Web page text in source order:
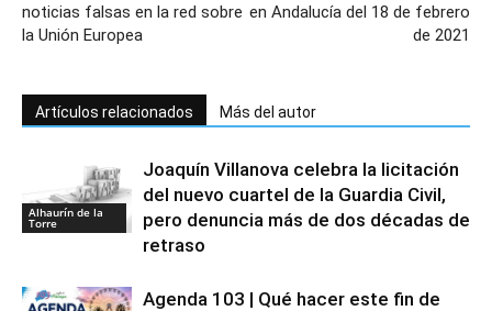
noticias falsas en la red sobre
la Unión Europea
en Andalucía del 18 de febrero
de 2021
Artículos relacionados Más del autor
Alhaurín de la
Torre
Joaquín Villanova celebra la licitación
del nuevo cuartel de la Guardia Civil,
pero denuncia más de dos décadas de
retraso
Agenda 103 | Qué hacer este fin de